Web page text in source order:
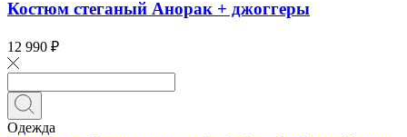
Костюм стеганый Анорак + джоггеры
12 990 ₽
Одежда